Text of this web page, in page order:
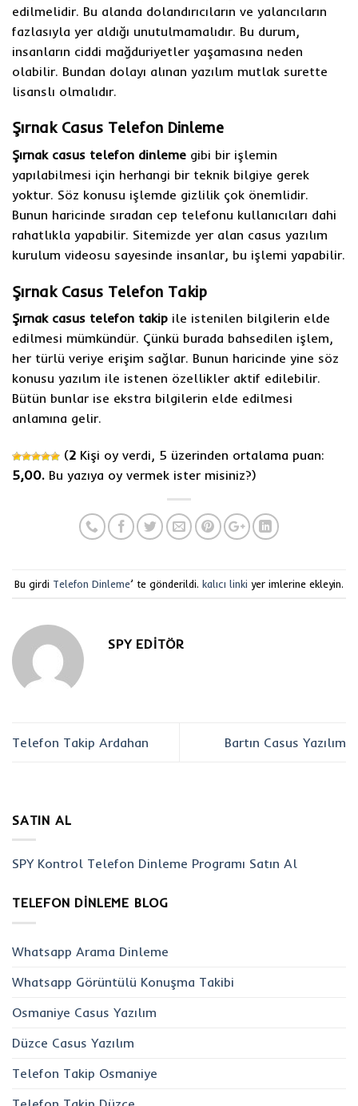
edilmelidir. Bu alanda dolandırıcıların ve yalancıların
fazlasıyla yer aldığı unutulmamalıdır. Bu durum,
insanların ciddi mağduriyetler yaşamasına neden
olabilir. Bundan dolayı alınan yazılım mutlak surette
lisanslı olmalıdır.
Şırnak Casus Telefon Dinleme
Şırnak casus telefon dinleme gibi bir işlemin
yapılabilmesi için herhangi bir teknik bilgiye gerek
yoktur. Söz konusu işlemde gizlilik çok önemlidir.
Bunun haricinde sıradan cep telefonu kullanıcıları dahi
rahatlıkla yapabilir. Sitemizde yer alan casus yazılım
kurulum videosu sayesinde insanlar, bu işlemi yapabilir.
Şırnak Casus Telefon Takip
Şırnak casus telefon takip ile istenilen bilgilerin elde
edilmesi mümkündür. Çünkü burada bahsedilen işlem,
her türlü veriye erişim sağlar. Bunun haricinde yine söz
konusu yazılım ile istenen özellikler aktif edilebilir.
Bütün bunlar ise ekstra bilgilerin elde edilmesi
anlamına gelir.
(2 Kişi oy verdi, 5 üzerinden ortalama puan:
5,00. Bu yazıya oy vermek ister misiniz?)
Bu girdi Telefon Dinleme’ te gönderildi. kalıcı linki yer imlerine ekleyin.
SPY EDITÖR
Telefon Takip Ardahan Bartın Casus Yazılım
SATIN AL
SPY Kontrol Telefon Dinleme Programı Satın Al
TELEFON DINLEME BLOG
Whatsapp Arama Dinleme
Whatsapp Görüntülü Konuşma Takibi
Osmaniye Casus Yazılım
Düzce Casus Yazılım
Telefon Takip Osmaniye